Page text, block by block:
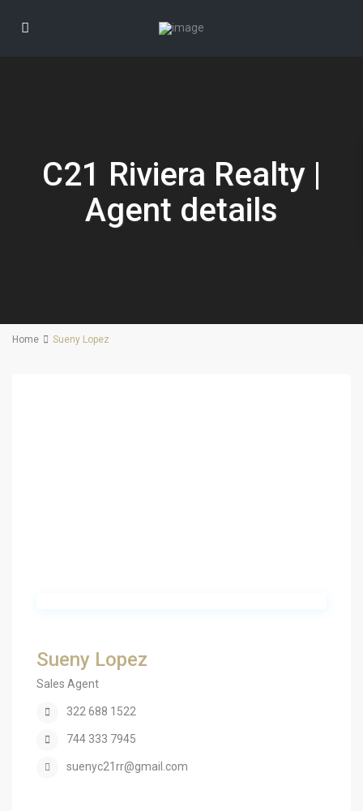
C21 Riviera Realty |
Agent details
Home Sueny Lopez
Sueny Lopez
Sales Agent
322 688 1522
744 333 7945
suenyc21rr@gmail.com